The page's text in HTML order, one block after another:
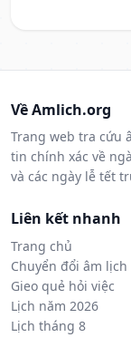
Về Amlich.org
Trang web tra cứu
tin chính xác về
và các ngày lễ tết
Liên kết nhanh
Trang chủ
Chuyển đổi âm lịch
Gieo quẻ hỏi việc
Lịch năm 2026
Lịch tháng 8